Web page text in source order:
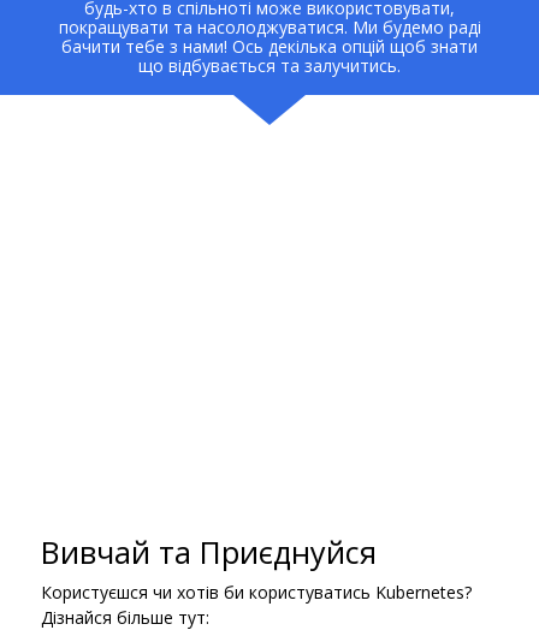
будь-хто в спільноті може використовувати,
покращувати та насолоджуватися. Ми будемо раді
бачити тебе з нами! Ось декілька опцій щоб знати
що відбувається та залучитись.
Вивчай та Приєднуйся
Користуєшся чи хотів би користуватись Kubernetes?
Дізнайся більше тут: